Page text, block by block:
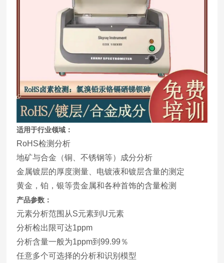
适用于行业领域：
RoHS检测分析
地矿与合金（铜、不锈钢等）成分分析
金属镀层的厚度测量、电镀液和镀层含量的测定
黄金，铂，银等贵金属和各种首饰的含量检测
产品参数：
元素分析范围从S元素到U元素
分析检出限可达1ppm
分析含量一般为1ppm到99.99％
任意多个可选择的分析和识别模型